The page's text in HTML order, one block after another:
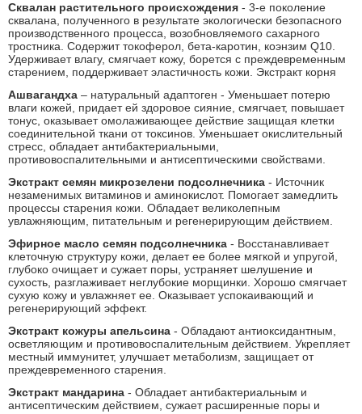
Сквалан растительного происхождения - 3-е поколение
сквалана, полученного в результате экологически безопасного
производственного процесса, возобновляемого сахарного
тростника. Содержит токоферол, бета-каротин, коэнзим Q10.
Удерживает влагу, смягчает кожу, борется с преждевременным
старением, поддерживает эластичность кожи. Экстракт корня
Ашвагандха – натуральный адаптоген - Уменьшает потерю
влаги кожей, придает ей здоровое сияние, смягчает, повышает
тонус, оказывает омолаживающее действие защищая клетки
соединительной ткани от токсинов. Уменьшает окислительный
стресс, обладает антибактериальными,
противовоспалительными и антисептическими свойствами.
Экстракт семян микрозелени подсолнечника - Источник
незаменимых витаминов и аминокислот. Помогает замедлить
процессы старения кожи. Обладает великолепным
увлажняющим, питательным и регенерирующим действием.
Эфирное масло семян подсолнечника - Восстанавливает
клеточную структуру кожи, делает ее более мягкой и упругой,
глубоко очищает и сужает поры, устраняет шелушение и
сухость, разглаживает неглубокие морщинки. Хорошо смягчает
сухую кожу и увлажняет ее. Оказывает успокаивающий и
регенерирующий эффект.
Экстракт кожуры апельсина - Обладают антиоксидантным,
осветляющим и противовоспалительным действием. Укрепляет
местный иммунитет, улучшает метаболизм, защищает от
преждевременного старения.
Экстракт мандарина - Обладает антибактериальным и
антисептическим действием, сужает расширенные поры и